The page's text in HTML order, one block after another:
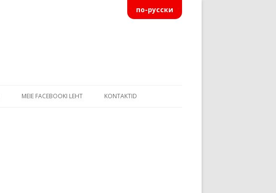
по-русски
MEIE FACEBOOKI LEHT KONTAKTID